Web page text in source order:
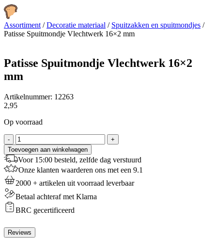
Assortiment /Decoratie materiaal / Spuitzakken en spuitmondjes /
Patisse Spuitmondje Vlechtwerk 16×2 mm
Patisse Spuitmondje Vlechtwerk 16×2
mm
Artikelnummer: 12263
2,95
Op voorraad
-
Patisse
Spuitmondje
Vlechtwerk
16x2
mm
aantal
+
Toevoegen aan winkelwagen
Voor 15:00 besteld, zelfde dag verstuurd
Onze klanten waarderen ons met een 9.1
2000 + artikelen uit voorraad leverbaar
Betaal achteraf met Klarna
BRC gecertificeerd
Reviews